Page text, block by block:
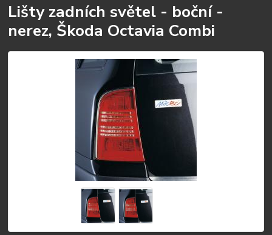
Lišty zadních světel - boční -
nerez, Škoda Octavia Combi